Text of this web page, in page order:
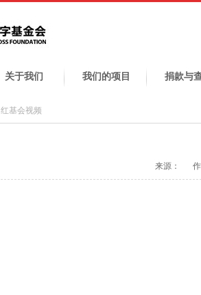
关于我们 我们的项目 捐款与
红基会视频
来源：